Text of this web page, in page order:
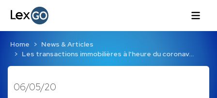
Home
News & Articles
Les transactions immobilières à l'heure du coronav…
06/05/20